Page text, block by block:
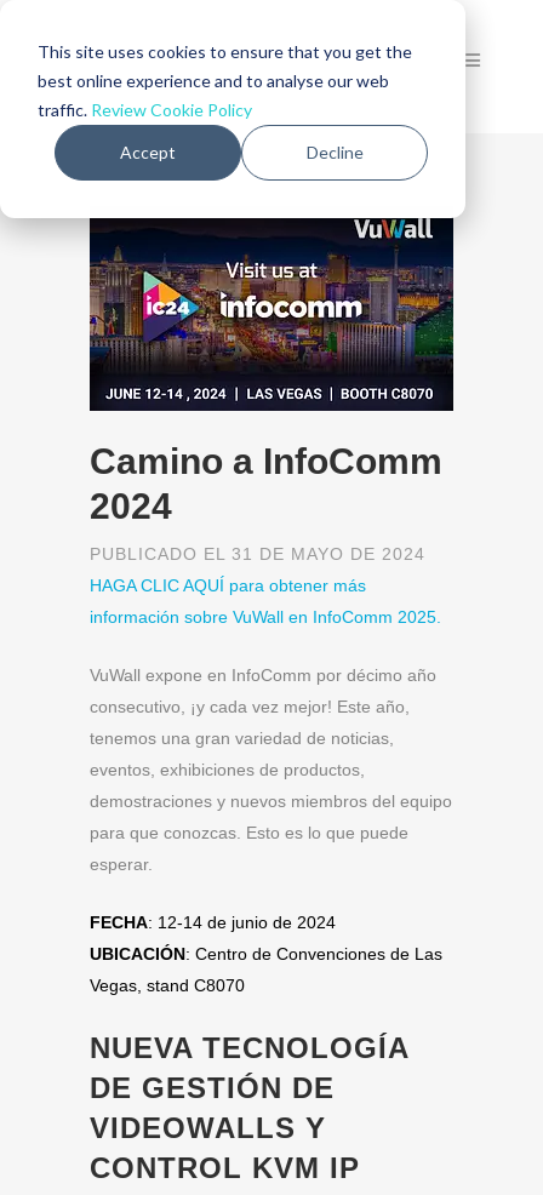
This site uses cookies to ensure that you get the
best online experience and to analyse our web
traffic. Review Cookie Policy
Accept Decline
Camino a InfoComm
2024
PUBLICADO EL 31 DE MAYO DE 2024
HAGA CLIC AQUÍ para obtener más
información sobre VuWall en InfoComm 2025.
VuWall expone en InfoComm por décimo año
consecutivo, ¡y cada vez mejor! Este año,
tenemos una gran variedad de noticias,
eventos, exhibiciones de productos,
demostraciones y nuevos miembros del equipo
para que conozcas. Esto es lo que puede
esperar.
FECHA: 12-14 de junio de 2024
UBICACIÓN: Centro de Convenciones de Las
Vegas, stand C8070
NUEVA TECNOLOGÍA
DE GESTIÓN DE
VIDEOWALLS Y
CONTROL KVM IP